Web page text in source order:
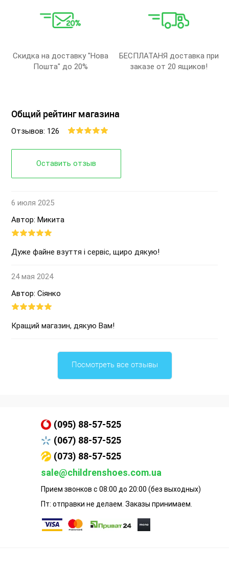
Скидка на доставку "Нова
Пошта" до 20%
БЕСПЛАТАНЯ доставка при
заказе от 20 ящиков!
Общий рейтинг магазина
Отзывов: 126
Оставить отзыв
6 июля 2025
Автор: Микита
Дуже файне взуття і сервіс, щиро дякую!
24 мая 2024
Автор: Сіянко
Кращий магазин, дякую Вам!
Посмотреть все отзывы
(095) 88-57-525
(067) 88-57-525
(073) 88-57-525
sale@childrenshoes.com.ua
Прием звонков с 08:00 до 20:00 (без выходных)
Пт: отправки не делаем. Заказы принимаем.